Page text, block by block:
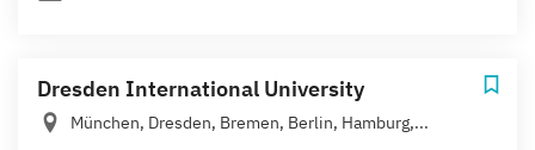
Dresden International University
München, Dresden, Bremen, Berlin, Hamburg,...